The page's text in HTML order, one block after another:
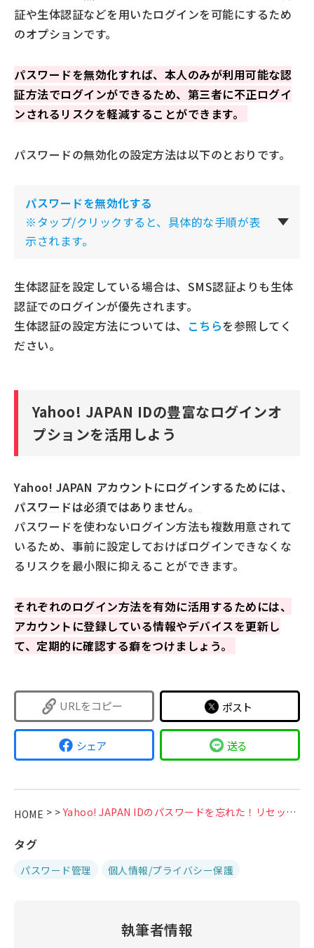
証や生体認証などを用いたログインを可能にするため
のオプションです。
パスワードを無効化すれば、本人のみが利用可能な認
証方法でログインができるため、第三者に不正ログイ
ンされるリスクを軽減することができます。
パスワードの無効化の設定方法は以下のとおりです。
パスワードを無効化する
※タップ/クリックすると、具体的な手順が表
示されます。
生体認証を設定している場合は、SMS認証よりも生体
認証でのログインが優先されます。
生体認証の設定方法については、 こちらを参照してく
ださい。
Yahoo! JAPAN IDの豊富なログインオ
プションを活用しよう
Yahoo! JAPAN アカウントにログインするためには、
パスワードは必須ではありません。
パスワードを使わないログイン方法も複数用意されて
いるため、事前に設定しておけばログインできなくな
るリスクを最小限に抑えることができます。
それぞれのログイン方法を有効に活用するためには、
アカウントに登録している情報やデバイスを更新し
て、定期的に確認する癖をつけましょう。
URLをコピー ポスト
シェア 送る
HOME > > Yahoo! JAPAN IDのパスワードを忘れた！リセット・変更手順を詳しく解説
タグ
パスワード管理 個人情報/プライバシー保護
執筆者情報